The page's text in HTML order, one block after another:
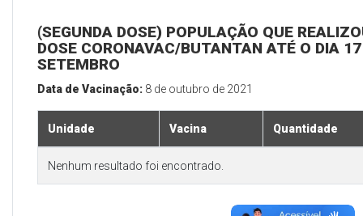
(SEGUNDA DOSE) POPULAÇÃO QUE
DOSE CORONAVAC/BUTANTAN ATÉ O DIA
SETEMBRO
Data de Vacinação: 8 de outubro de 2021
Unidade Vacina Quantidade
Nenhum resultado foi encontrado.